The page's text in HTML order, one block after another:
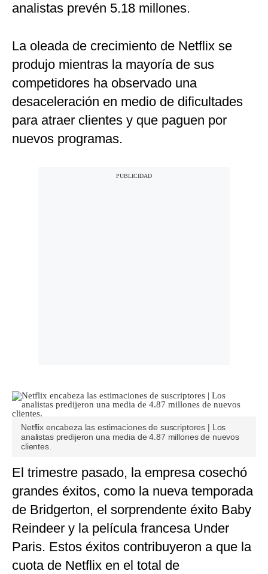
analistas prevén 5.18 millones.
La oleada de crecimiento de Netflix se
produjo mientras la mayoría de sus
competidores ha observado una
desaceleración en medio de dificultades
para atraer clientes y que paguen por
nuevos programas.
Netflix encabeza las estimaciones de suscriptores | Los
analistas predijeron una media de 4.87 millones de nuevos
clientes.
El trimestre pasado, la empresa cosechó
grandes éxitos, como la nueva temporada
de Bridgerton, el sorprendente éxito Baby
Reindeer y la película francesa Under
Paris. Estos éxitos contribuyeron a que la
cuota de Netflix en el total de